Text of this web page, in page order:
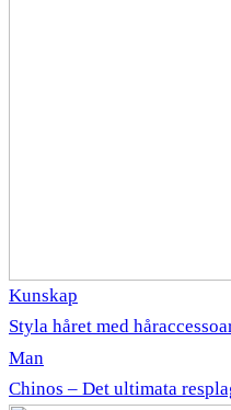
Kunskap
Styla håret med
Man
Chinos – Det ultimata